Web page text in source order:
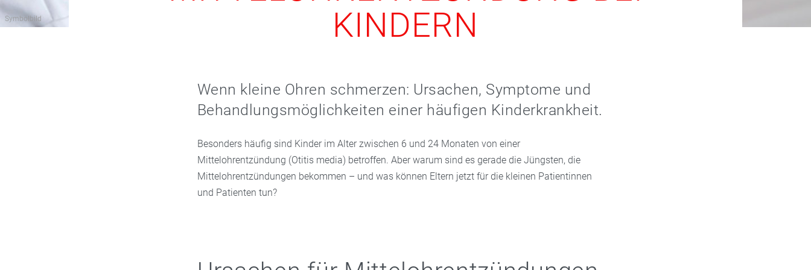
Symbolbild
KINDERN
Wenn kleine Ohren schmerzen: Ursachen, Symptome und
Behandlungsmöglichkeiten einer häufigen Kinderkrankheit.
Besonders häufig sind Kinder im Alter zwischen 6 und 24 Monaten von einer
Mittelohrentzündung (Otitis media) betroffen. Aber warum sind es gerade die Jüngsten, die
Mittelohrentzündungen bekommen – und was können Eltern jetzt für die kleinen Patientinnen
und Patienten tun?